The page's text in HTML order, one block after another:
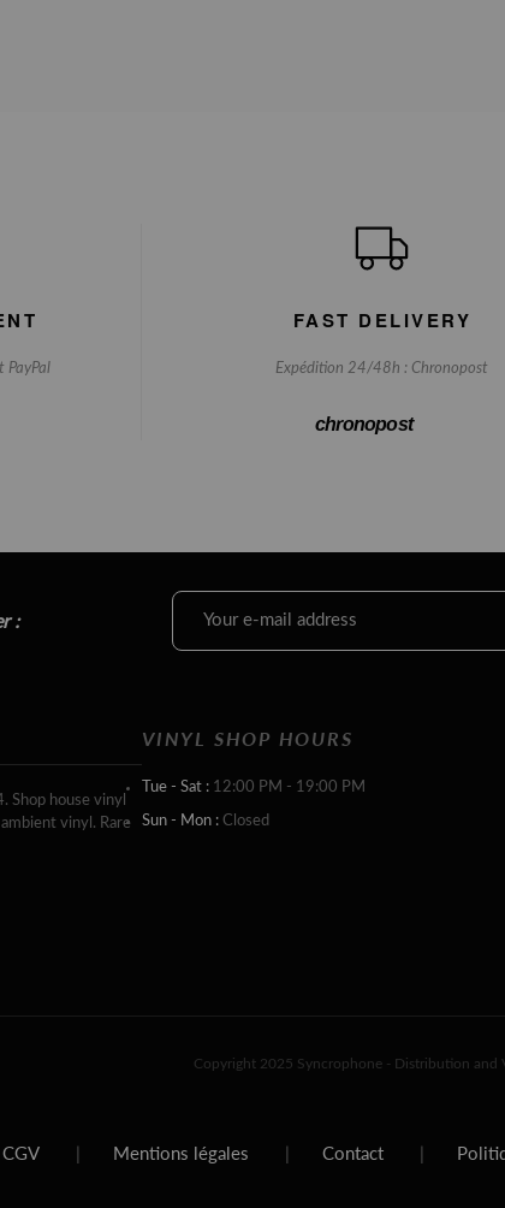
PayPal
FAST DELIVERY
Expédition 24/48h : Chronopost
chronopost
:
Shop house vinyl
vinyl. Rare
VINYL SHOP HOURS
Tue - Sat : 12:00 PM - 19:00 PM
Sun - Mon : Closed
Copyright 2025 Syncrophone - Distribution and
CGV Mentions légales Contact